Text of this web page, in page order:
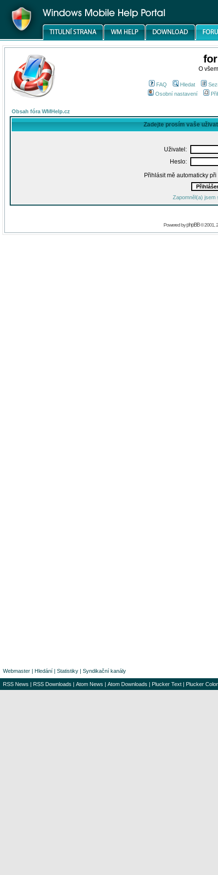
O
FAQ Hledat
Osobní nastavení
Obsah fóra WMHelp.cz
Zadejte prosím vaše
Uživatel:
Heslo:
Přihlásit mě automaticky
Zapomněl(a) jsem
Powered byphpBB© 2001,
Webmaster | Hledání | Statistiky | Syndikační kanály
RSS News | RSS Downloads | Atom News | Atom Downloads | Plucker Text | Plucker Color